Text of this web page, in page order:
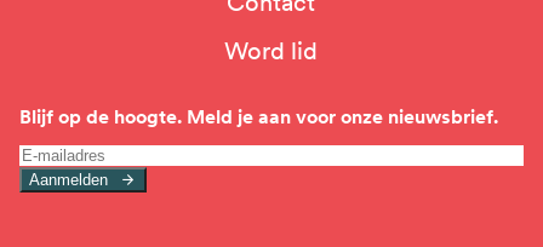
Word lid
Blijf op de hoogte. Meld je aan voor onze nieuwsbrief.
Aanmelden